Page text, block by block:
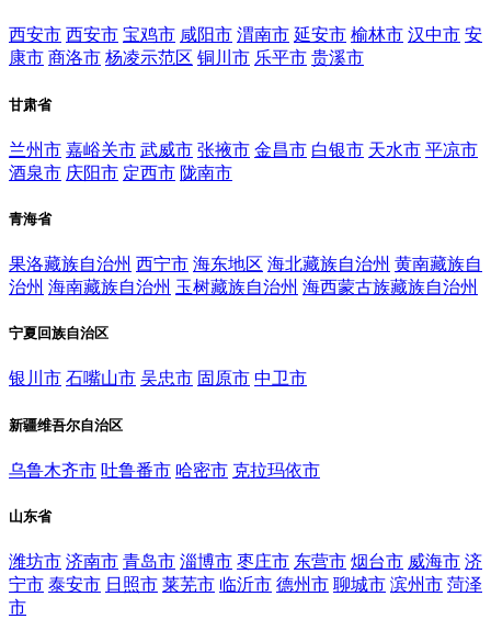
西安市 西安市 宝鸡市 咸阳市 渭南市 延安市 榆林市 汉中市 安
康市 商洛市 杨凌示范区 铜川市 乐平市 贵溪市
甘肃省
兰州市 嘉峪关市 武威市 张掖市 金昌市 白银市 天水市 平凉市
酒泉市 庆阳市 定西市 陇南市
青海省
果洛藏族自治州 西宁市 海东地区 海北藏族自治州 黄南藏族自
治州 海南藏族自治州 玉树藏族自治州 海西蒙古族藏族自治州
宁夏回族自治区
银川市 石嘴山市 吴忠市 固原市 中卫市
新疆维吾尔自治区
乌鲁木齐市 吐鲁番市 哈密市 克拉玛依市
山东省
潍坊市 济南市 青岛市 淄博市 枣庄市 东营市 烟台市 威海市 济
宁市 泰安市 日照市 莱芜市 临沂市 德州市 聊城市 滨州市 菏泽
市